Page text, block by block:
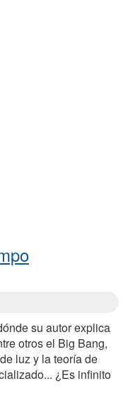
su autor explica
otros el Big Bang,
luz y la teoría de
¿Es infinito